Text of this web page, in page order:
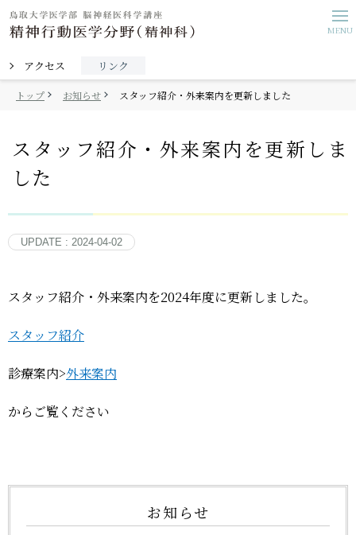
アクセス リンク
ご挨拶
教室紹介
診療案内
研究紹介
入局者募集
トップ お知らせ スタッフ紹介・外来案内を更新しました
スタッフ紹介・外来案内を更新しま
した
UPDATE : 2024-04-02
スタッフ紹介・外来案内を2024年度に更新しました。
スタッフ紹介
診療案内>外来案内
からご覧ください
お知らせ